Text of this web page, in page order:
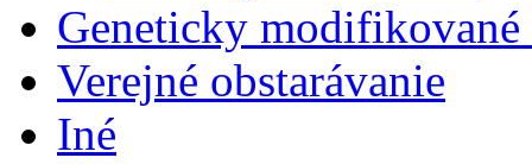
Geneticky
Verejné obstarávanie
Iné